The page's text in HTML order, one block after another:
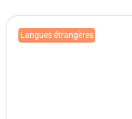
Langues étrangères